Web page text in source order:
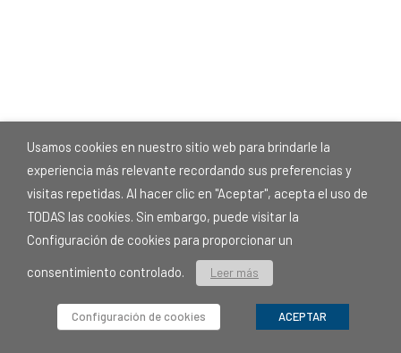
Usamos cookies en nuestro sitio web para brindarle la
experiencia más relevante recordando sus preferencias y
visitas repetidas. Al hacer clic en "Aceptar", acepta el uso de
TODAS las cookies. Sin embargo, puede visitar la
Configuración de cookies para proporcionar un
consentimiento controlado.
Leer más
Configuración de cookies ACEPTAR